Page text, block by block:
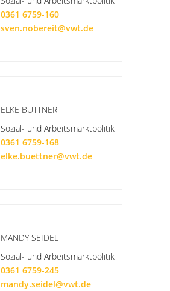
0361 6759-160
sven.nobereit@vwt.de
ELKE BÜTTNER
Sozial- und Arbeitsmarktpolitik
0361 6759-168
elke.buettner@vwt.de
MANDY SEIDEL
Sozial- und Arbeitsmarktpolitik
0361 6759-245
mandy.seidel@vwt.de